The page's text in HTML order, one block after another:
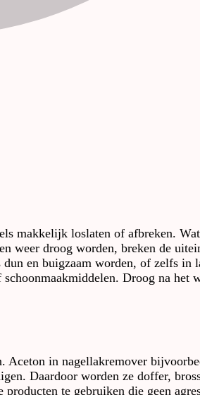
makkelijk loslaten of afbreken.
weer droog worden, breken de
en buigzaam worden, of zelfs in
Droog na het
in nagellakremover
Daardoor worden ze doffer,
te gebruiken die geen